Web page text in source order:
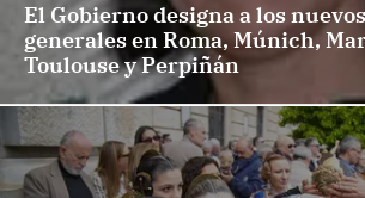
El Gobierno designa a los
generales en Roma, Múnich,
Toulouse y Perpiñán